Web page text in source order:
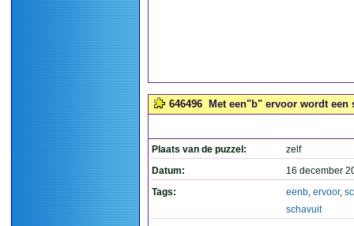
646496 Met een"b" ervoor wordt een
Plaats van de puzzel:
zelf
Datum:
16 december
Tags:
eenb, ervoor,
schavuit